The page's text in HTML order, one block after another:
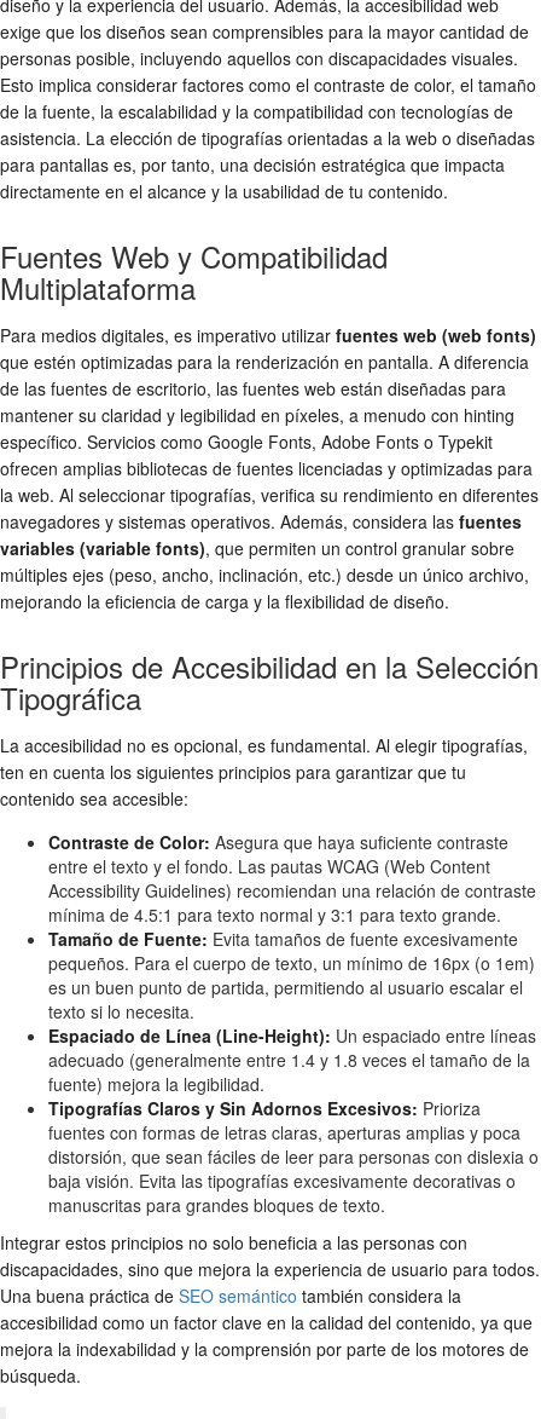
diseño y la experiencia del usuario. Además, la accesibilidad web
exige que los diseños sean comprensibles para la mayor cantidad de
personas posible, incluyendo aquellos con discapacidades visuales.
Esto implica considerar factores como el contraste de color, el tamaño
de la fuente, la escalabilidad y la compatibilidad con tecnologías de
asistencia. La elección de tipografías orientadas a la web o diseñadas
para pantallas es, por tanto, una decisión estratégica que impacta
directamente en el alcance y la usabilidad de tu contenido.
Fuentes Web y Compatibilidad
Multiplataforma
Para medios digitales, es imperativo utilizar fuentes web (web fonts)
que estén optimizadas para la renderización en pantalla. A diferencia
de las fuentes de escritorio, las fuentes web están diseñadas para
mantener su claridad y legibilidad en píxeles, a menudo con hinting
específico. Servicios como Google Fonts, Adobe Fonts o Typekit
ofrecen amplias bibliotecas de fuentes licenciadas y optimizadas para
la web. Al seleccionar tipografías, verifica su rendimiento en diferentes
navegadores y sistemas operativos. Además, considera las fuentes
variables (variable fonts), que permiten un control granular sobre
múltiples ejes (peso, ancho, inclinación, etc.) desde un único archivo,
mejorando la eficiencia de carga y la flexibilidad de diseño.
Principios de Accesibilidad en la Selección
Tipográfica
La accesibilidad no es opcional, es fundamental. Al elegir tipografías,
ten en cuenta los siguientes principios para garantizar que tu
contenido sea accesible:
Contraste de Color: Asegura que haya suficiente contraste
entre el texto y el fondo. Las pautas WCAG (Web Content
Accessibility Guidelines) recomiendan una relación de contraste
mínima de 4.5:1 para texto normal y 3:1 para texto grande.
Tamaño de Fuente: Evita tamaños de fuente excesivamente
pequeños. Para el cuerpo de texto, un mínimo de 16px (o 1em)
es un buen punto de partida, permitiendo al usuario escalar el
texto si lo necesita.
Espaciado de Línea (Line-Height): Un espaciado entre líneas
adecuado (generalmente entre 1.4 y 1.8 veces el tamaño de la
fuente) mejora la legibilidad.
Tipografías Claros y Sin Adornos Excesivos: Prioriza
fuentes con formas de letras claras, aperturas amplias y poca
distorsión, que sean fáciles de leer para personas con dislexia o
baja visión. Evita las tipografías excesivamente decorativas o
manuscritas para grandes bloques de texto.
Integrar estos principios no solo beneficia a las personas con
discapacidades, sino que mejora la experiencia de usuario para todos.
Una buena práctica de SEO semántico también considera la
accesibilidad como un factor clave en la calidad del contenido, ya que
mejora la indexabilidad y la comprensión por parte de los motores de
búsqueda.